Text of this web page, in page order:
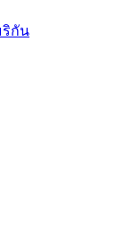
ริกัน